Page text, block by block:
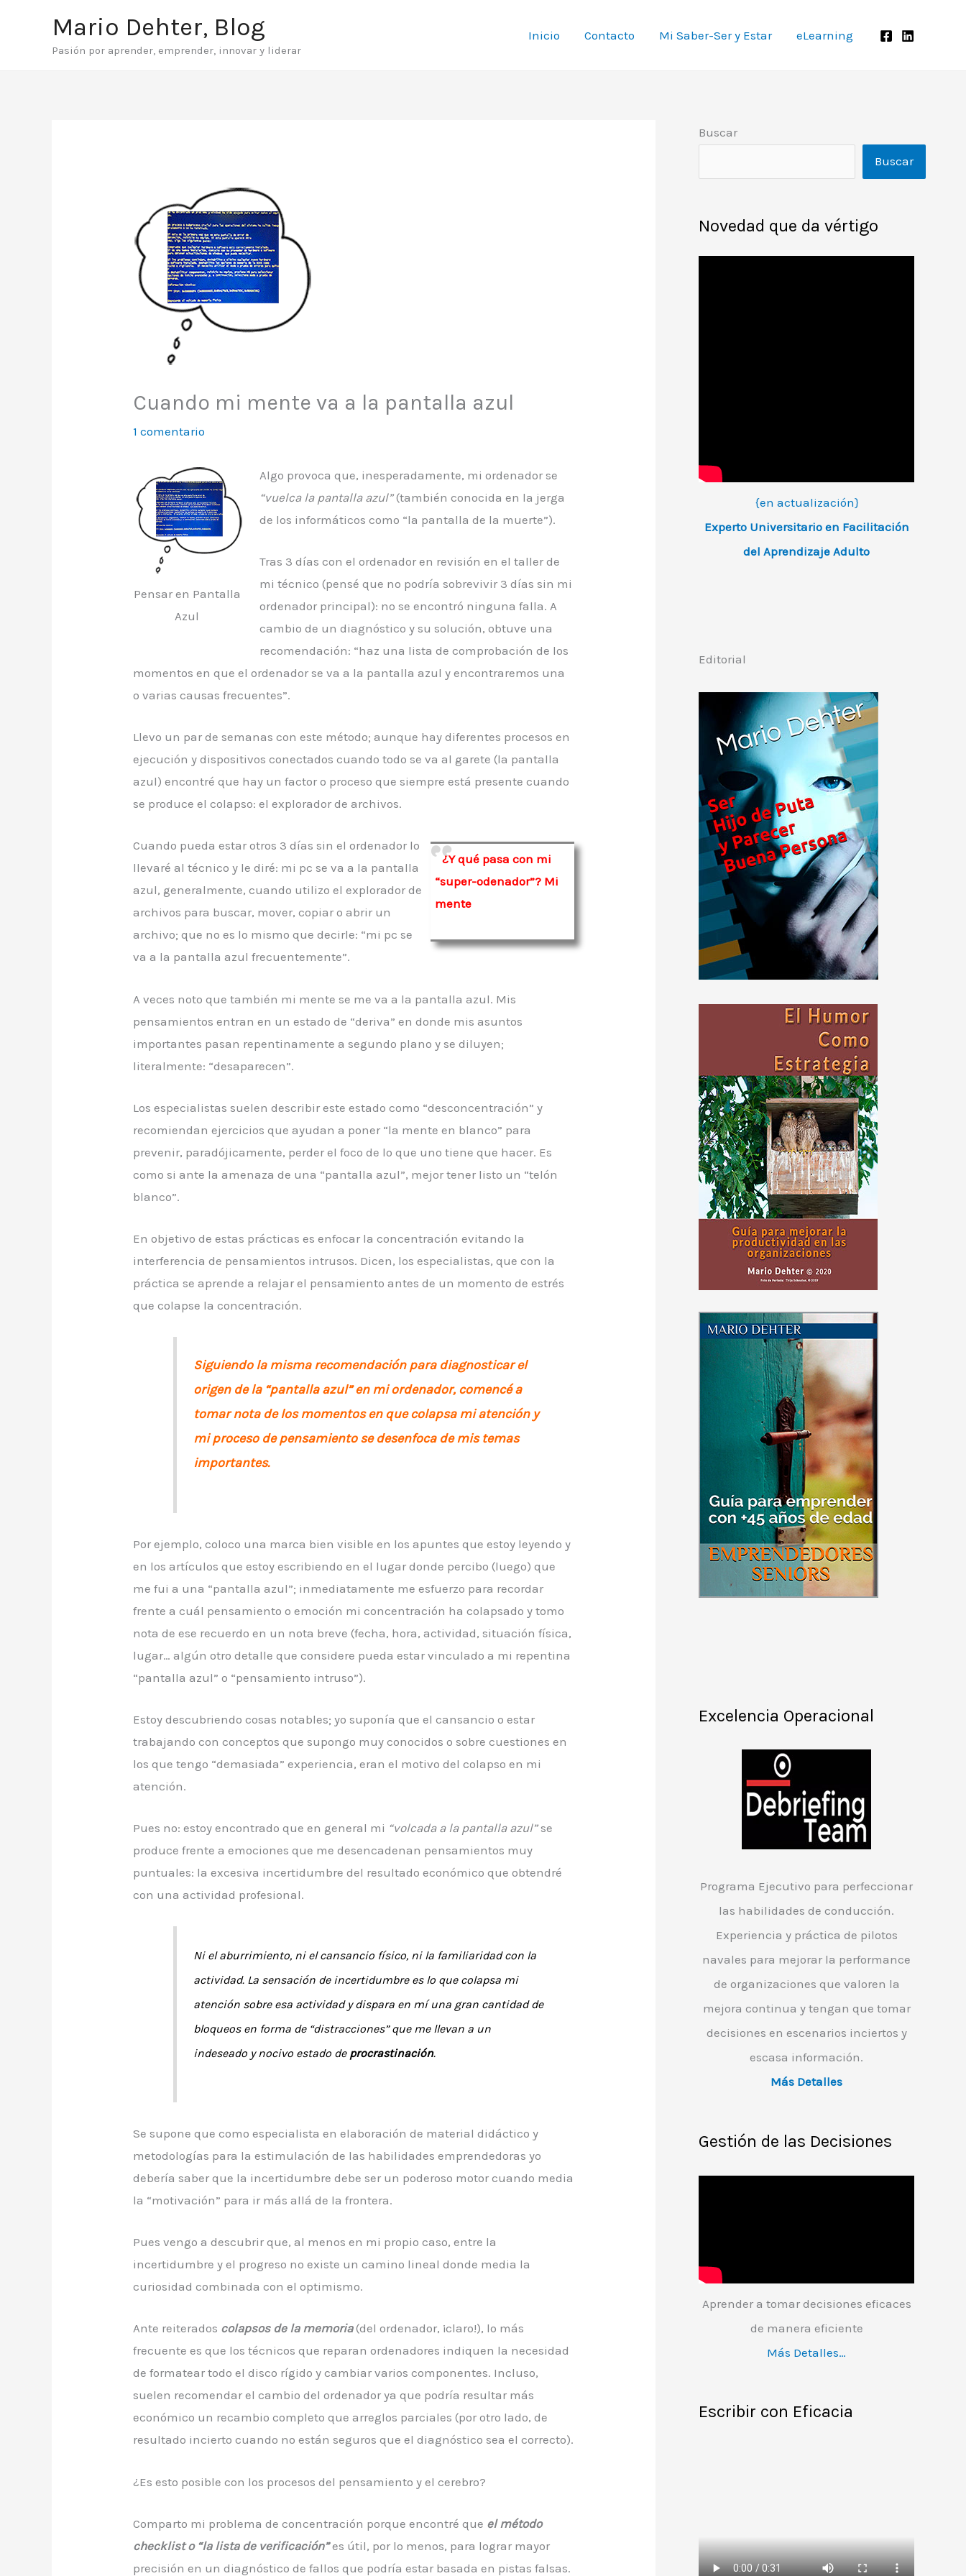
contenido
Mario Dehter, Blog
Pasión por aprender, emprender, innovar y liderar
Inicio Contacto Mi Saber-Ser y Estar eLearning
Cuando mi mente va a la pantalla azul
1 comentario
Pensar en Pantalla
Azul
Algo provoca que, inesperadamente, mi ordenador se
“vuelca la pantalla azul”(también conocida en la jerga
de los informáticos como “la pantalla de la muerte”).
Tras 3 días con el ordenador en revisión en el taller de
mi técnico (pensé que no podría sobrevivir 3 días sin mi
ordenador principal): no se encontró ninguna falla. A
cambio de un diagnóstico y su solución, obtuve una
recomendación: “haz una lista de comprobación de los
momentos en que el ordenador se va a la pantalla azul y encontraremos una
o varias causas frecuentes”.
Llevo un par de semanas con este método; aunque hay diferentes procesos en
ejecución y dispositivos conectados cuando todo se va al garete (la pantalla
azul) encontré que hay un factor o proceso que siempre está presente cuando
se produce el colapso: el explorador de archivos.
¿Y qué pasa con mi
“super-odenador”? Mi
mente
Cuando pueda estar otros 3 días sin el ordenador lo
llevaré al técnico y le diré: mi pc se va a la pantalla
azul, generalmente, cuando utilizo el explorador de
archivos para buscar, mover, copiar o abrir un
archivo; que no es lo mismo que decirle: “mi pc se
va a la pantalla azul frecuentemente”.
A veces noto que también mi mente se me va a la pantalla azul. Mis
pensamientos entran en un estado de “deriva” en donde mis asuntos
importantes pasan repentinamente a segundo plano y se diluyen;
literalmente: “desaparecen”.
Los especialistas suelen describir este estado como “desconcentración” y
recomiendan ejercicios que ayudan a poner “la mente en blanco” para
prevenir, paradójicamente, perder el foco de lo que uno tiene que hacer. Es
como si ante la amenaza de una “pantalla azul”, mejor tener listo un “telón
blanco”.
En objetivo de estas prácticas es enfocar la concentración evitando la
interferencia de pensamientos intrusos. Dicen, los especialistas, que con la
práctica se aprende a relajar el pensamiento antes de un momento de estrés
que colapse la concentración.
Siguiendo la misma recomendación para diagnosticar el
origen de la “pantalla azul” en mi ordenador, comencé a
tomar nota de los momentos en que colapsa mi atención y
mi proceso de pensamiento se desenfoca de mis temas
importantes.
Por ejemplo, coloco una marca bien visible en los apuntes que estoy leyendo y
en los artículos que estoy escribiendo en el lugar donde percibo (luego) que
me fui a una “pantalla azul”; inmediatamente me esfuerzo para recordar
frente a cuál pensamiento o emoción mi concentración ha colapsado y tomo
nota de ese recuerdo en un nota breve (fecha, hora, actividad, situación física,
lugar… algún otro detalle que considere pueda estar vinculado a mi repentina
“pantalla azul” o “pensamiento intruso”).
Estoy descubriendo cosas notables; yo suponía que el cansancio o estar
trabajando con conceptos que supongo muy conocidos o sobre cuestiones en
los que tengo “demasiada” experiencia, eran el motivo del colapso en mi
atención.
Pues no: estoy encontrado que en general mi “volcada a la pantalla azul”se
produce frente a emociones que me desencadenan pensamientos muy
puntuales: la excesiva incertidumbre del resultado económico que obtendré
con una actividad profesional.
Ni el aburrimiento, ni el cansancio físico, ni la familiaridad con la
actividad. La sensación de incertidumbrees lo que colapsa mi
atención sobre esa actividad y dispara en mí una gran cantidad de
bloqueos en forma de “distracciones” que me llevan a un
indeseado y nocivo estado de procrastinación.
Se supone que como especialista en elaboración de material didáctico y
metodologías para la estimulación de las habilidades emprendedoras yo
debería saber que la incertidumbre debe ser un poderoso motor cuando media
la “motivación” para ir más allá de la frontera.
Pues vengo a descubrir que, al menos en mi propio caso, entre la
incertidumbre y el progreso no existe un camino lineal donde media la
curiosidad combinada con el optimismo.
Ante reiterados colapsos de la memoria(del ordenador, ¡claro!), lo más
frecuente es que los técnicos que reparan ordenadores indiquen la necesidad
de formatear todo el disco rígido y cambiar varios componentes. Incluso,
suelen recomendar el cambio del ordenador ya que podría resultar más
económico un recambio completo que arreglos parciales (por otro lado, de
resultado incierto cuando no están seguros que el diagnóstico sea el correcto).
¿Es esto posible con los procesos del pensamiento y el cerebro?
Comparto mi problema de concentración porque encontré que el método
checklist o “la lista de verificación”es útil, por lo menos, para lograr mayor
precisión en un diagnóstico de fallos que podría estar basada en pistas falsas.
Buscar
Buscar
Novedad que da vértigo
{en actualización}
Experto Universitario en Facilitación
del Aprendizaje Adulto
Editorial
Excelencia Operacional
Programa Ejecutivo para perfeccionar
las habilidades de conducción.
Experiencia y práctica de pilotos
navales para mejorar la performance
de organizaciones que valoren la
mejora continua y tengan que tomar
decisiones en escenarios inciertos y
escasa información.
Más Detalles
Gestión de las Decisiones
Aprender a tomar decisiones eficaces
de manera eficiente
Más Detalles…
Escribir con Eficacia